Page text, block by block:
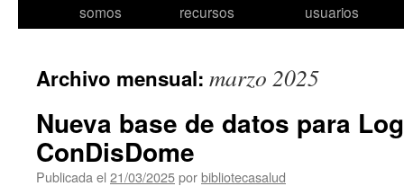
somos
recursos
usuarios
Archivo mensual: marzo 2025
Nueva base de datos para
ConDisDome
Publicada el 21/03/2025porbibliotecasalud